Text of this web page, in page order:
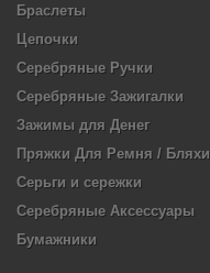
Браслеты
Цепочки
Серебряные Ручки
Серебряные Зажигалки
Зажимы для Денег
Пряжки Для Ремня / Бляхи
Серьги и сережки
Серебряные Аксессуары
Бумажники